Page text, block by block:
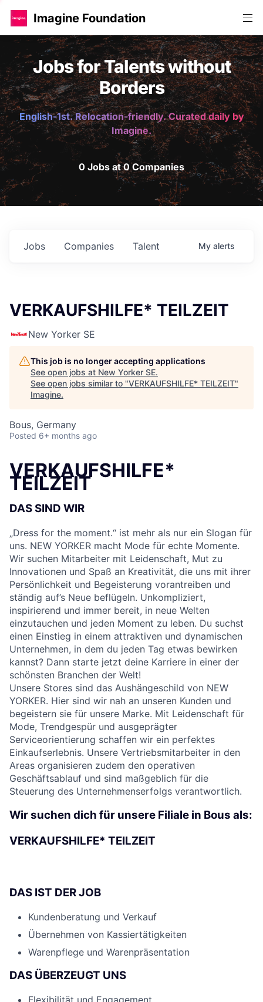
Imagine Foundation
Jobs for Talents without
Borders
English-1st. Relocation-friendly. Curated daily by
Imagine.
0 Jobs at 0 Companies
Jobs Companies Talent My alerts
VERKAUFSHILFE* TEILZEIT
New Yorker SE
This job is no longer accepting applications
See open jobs at New Yorker SE.
See open jobs similar to "VERKAUFSHILFE* TEILZEIT"
Imagine.
Bous, Germany
Posted 6+ months ago
VERKAUFSHILFE*
TEILZEIT
DAS SIND WIR
„Dress for the moment.“ ist mehr als nur ein Slogan für
uns. NEW YORKER macht Mode für echte Momente.
Wir suchen Mitarbeiter mit Leidenschaft, Mut zu
Innovationen und Spaß an Kreativität, die uns mit ihrer
Persönlichkeit und Begeisterung vorantreiben und
ständig auf’s Neue beflügeln. Unkompliziert,
inspirierend und immer bereit, in neue Welten
einzutauchen und jeden Moment zu leben. Du suchst
einen Einstieg in einem attraktiven und dynamischen
Unternehmen, in dem du jeden Tag etwas bewirken
kannst? Dann starte jetzt deine Karriere in einer der
schönsten Branchen der Welt!
Unsere Stores sind das Aushängeschild von NEW
YORKER. Hier sind wir nah an unseren Kunden und
begeistern sie für unsere Marke. Mit Leidenschaft für
Mode, Trendgespür und ausgeprägter
Serviceorientierung schaffen wir ein perfektes
Einkaufserlebnis. Unsere Vertriebsmitarbeiter in den
Areas organisieren zudem den operativen
Geschäftsablauf und sind maßgeblich für die
Steuerung des Unternehmenserfolgs verantwortlich.
Wir suchen dich für unsere Filiale in Bous als:
VERKAUFSHILFE* TEILZEIT
DAS IST DER JOB
Kundenberatung und Verkauf
Übernehmen von Kassiertätigkeiten
Warenpflege und Warenpräsentation
DAS ÜBERZEUGT UNS